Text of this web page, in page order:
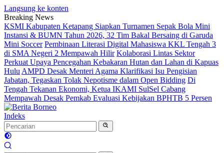
Langsung ke konten
Breaking News
KSMI Kabupaten Ketapang Siapkan Turnamen Sepak Bola Mini
Instansi & BUMN Tahun 2026, 32 Tim Bakal Bersaing di Garuda
Mini Soccer Pembinaan Literasi Digital Mahasiswa KKL Tengah 3
di SMA Negeri 2 Mempawah Hilir Kolaborasi Lintas Sektor
Perkuat Upaya Pencegahan Kebakaran Hutan dan Lahan di Kapuas
Hulu AMPD Desak Menteri Agama Klarifikasi Isu Pengisian
Jabatan, Tegaskan Tolak Nepotisme dalam Open Bidding Di
Tengah Tekanan Ekonomi, Ketua IKAMI SulSel Cabang
Mempawah Desak Pemkab Evaluasi Kebijakan BPHTB 5 Persen
Indeks